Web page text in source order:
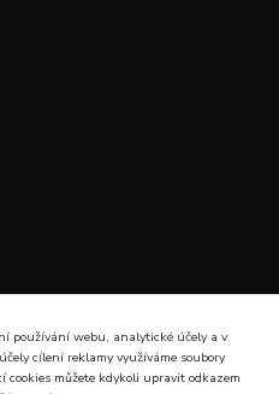
používání webu, analytické účely a v
cílení reklamy využíváme soubory
můžete kdykoli upravit odkazem